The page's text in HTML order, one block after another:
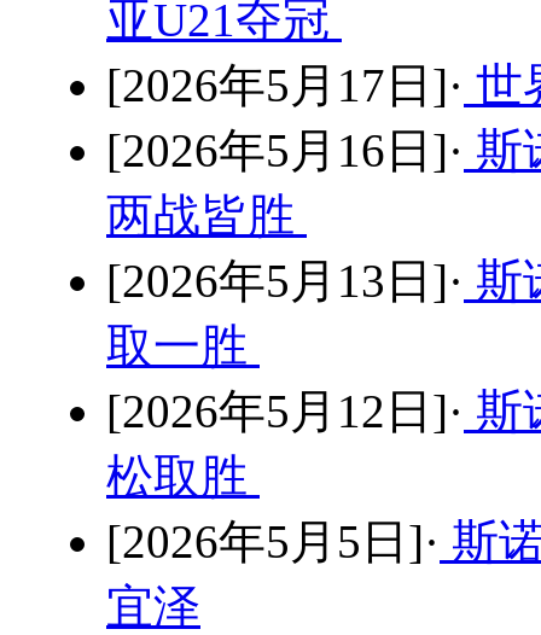
亚U21夺冠
[2026年5月17日]· 世
[2026年5月16日]· 斯
两战皆胜
[2026年5月13日]· 斯
取一胜
[2026年5月12日]· 斯
松取胜
[2026年5月5日]· 斯
宜泽